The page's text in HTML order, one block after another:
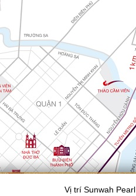
Vị trí Sunwah Pearl